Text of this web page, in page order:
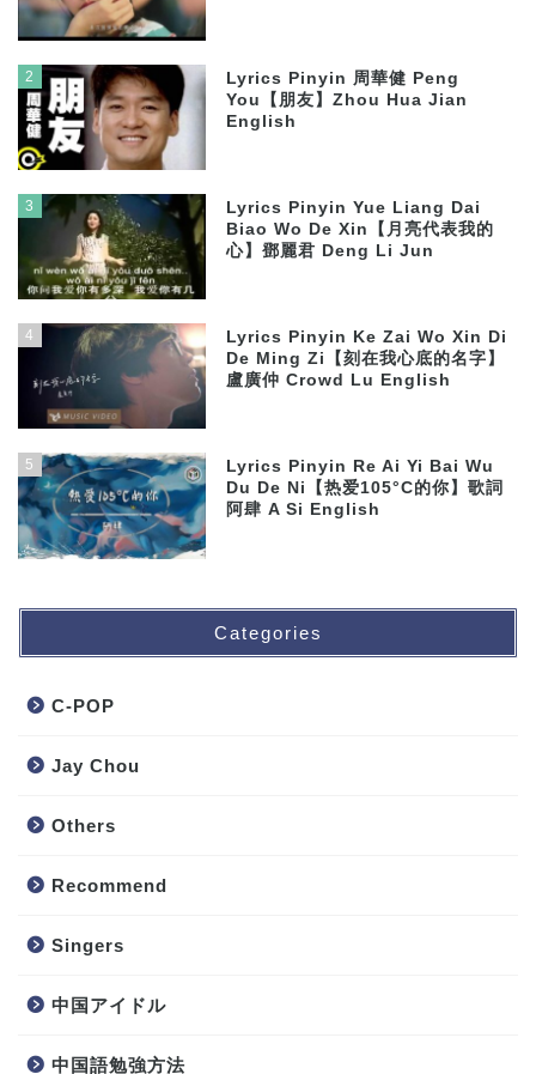
2
Lyrics Pinyin 周華健 Peng
You【朋友】Zhou Hua Jian
English
3
Lyrics Pinyin Yue Liang Dai
Biao Wo De Xin【月亮代表我的
心】鄧麗君 Deng Li Jun
4
Lyrics Pinyin Ke Zai Wo Xin Di
De Ming Zi【刻在我心底的名字】
盧廣仲 Crowd Lu English
5
Lyrics Pinyin Re Ai Yi Bai Wu
Du De Ni【热爱105°C的你】歌詞
阿肆 A Si English
Categories
C-POP
Jay Chou
Others
Recommend
Singers
中国アイドル
中国語勉強方法